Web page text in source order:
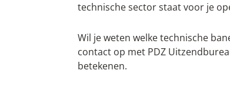
technische sector staat voor je
Wil je weten welke technische
contact op met PDZ
betekenen.